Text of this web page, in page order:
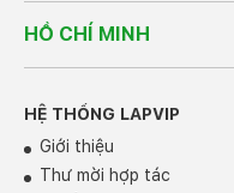
HỒ CHÍ MINH
HỆ THỐNG LAPVIP
Giới thiệu
Thư mời hợp tác